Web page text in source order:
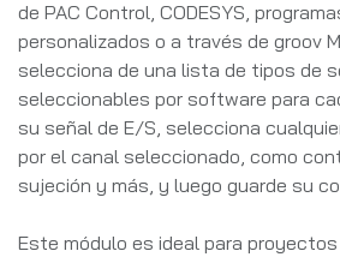
de PAC Control, CODESYS,
personalizados o a través de groov
selecciona de una lista de tipos de
seleccionables por software para
su señal de E/S, selecciona
por el canal seleccionado, como
sujeción y más, y luego guarde su
Este módulo es ideal para